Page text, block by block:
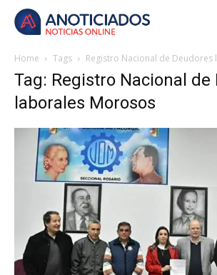
Home Tags Registro Nacional de
Tag: Registro Nacional de
laborales Morosos